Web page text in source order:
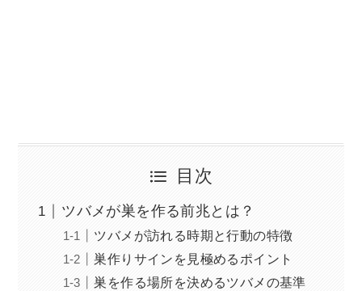
目次
ツバメが巣を作る前兆とは？
ツバメが訪れる時期と行動の特徴
巣作りサインを見極めるポイント
巣を作る場所を決めるツバメの基準